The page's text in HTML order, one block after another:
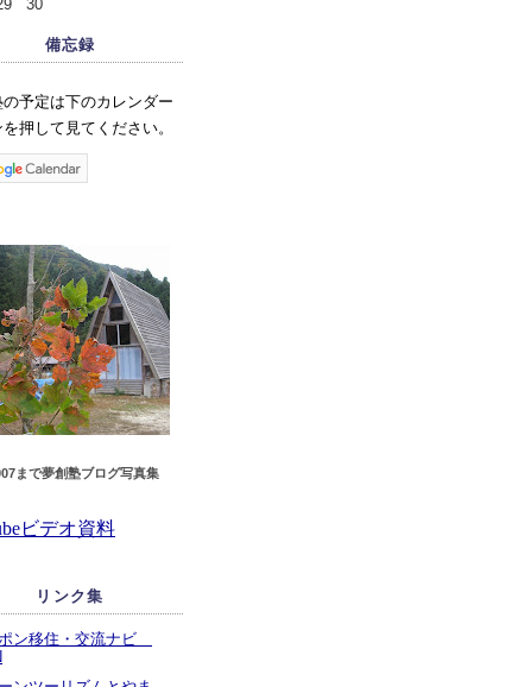
30
備忘録
予定は下のカレンダー
押して見てください。
まで夢創塾ブログ写真集
ビデオ資料
リンク集
ン移住・交流ナビ